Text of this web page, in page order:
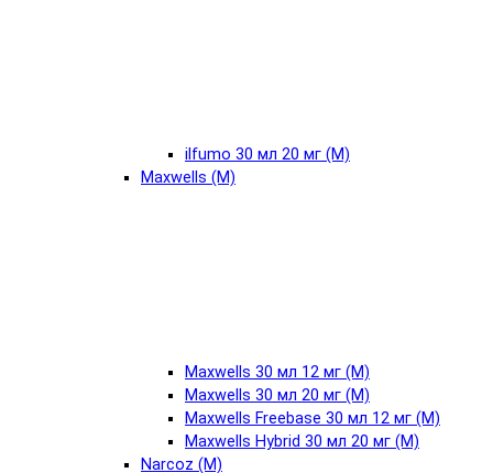
ilfumo 30 мл 20 мг (М)
Maxwells (М)
Maxwells 30 мл 12 мг (М)
Maxwells 30 мл 20 мг (М)
Maxwells Freebase 30 мл 12 мг (М)
Maxwells Hybrid 30 мл 20 мг (М)
Narcoz (М)